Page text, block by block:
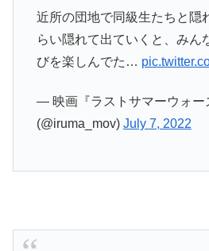
近所の団地で同級生たちと隠
らい隠れて出ていくと、みん
びを楽しんでた…
— 映画『ラストサマーウォー
(@iruma_mov) July 7, 2022